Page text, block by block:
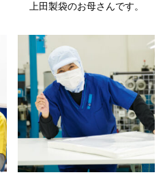
上田製袋のお母さんです。